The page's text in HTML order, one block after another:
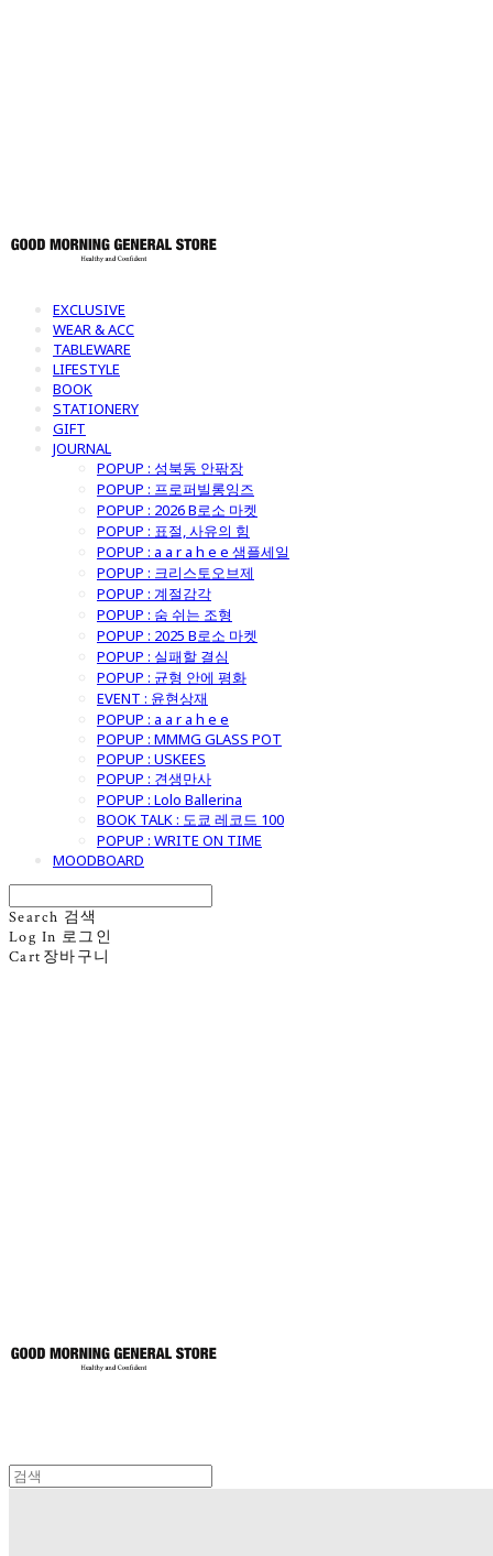
EXCLUSIVE
WEAR & ACC
TABLEWARE
LIFESTYLE
BOOK
STATIONERY
GIFT
JOURNAL
POPUP : 성북동 안팎장
POPUP : 프로퍼빌롱잉즈
POPUP : 2026 B로소 마켓
POPUP : 표절, 사유의 힘
POPUP : a a r a h e e 샘플세일
POPUP : 크리스토오브제
POPUP : 계절감각
POPUP : 숨 쉬는 조형
POPUP : 2025 B로소 마켓
POPUP : 실패할 결심
POPUP : 균형 안에 평화
EVENT : 윤현상재
POPUP : a a r a h e e
POPUP : MMMG GLASS POT
POPUP : USKEES
POPUP : 견생만사
POPUP : Lolo Ballerina
BOOK TALK : 도쿄 레코드 100
POPUP : WRITE ON TIME
MOODBOARD
Search 검색
Log In 로그인
Cart 장바구니